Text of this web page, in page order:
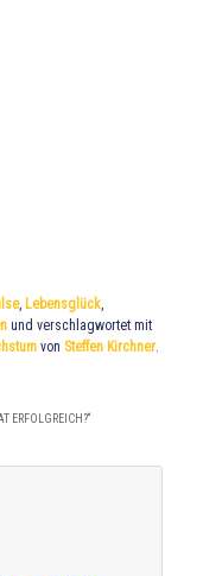
, Lebensglück
und verschlagwortet mit
von Steffen Kirchner
ERFOLGREICH?“